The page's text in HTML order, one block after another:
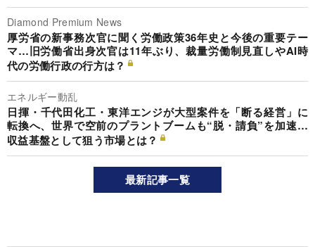
Diamond Premium News
厚労省の新事務次官に聞く労働政策36年史と今後の重要テー
マ…旧労働省出身次官は11年ぶり、裁量労働制見直しやAI時
代の労働行政の行方は？
エネルギー動乱
日揮・千代田化工・東洋エンジが大型案件を「断る経営」に
転換へ、世界で空前のプラントブームも“脱・請負”を加速…
収益基盤として狙う市場とは？
最新記事一覧